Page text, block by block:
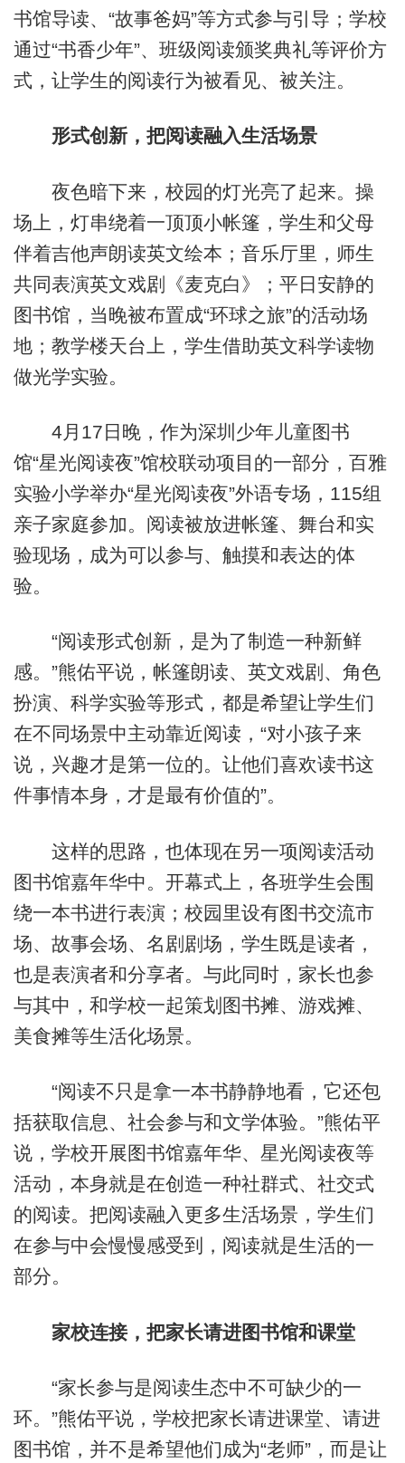
书馆导读、“故事爸妈”等方式参与引导；学校
通过“书香少年”、班级阅读颁奖典礼等评价方
式，让学生的阅读行为被看见、被关注。
形式创新，把阅读融入生活场景
夜色暗下来，校园的灯光亮了起来。操
场上，灯串绕着一顶顶小帐篷，学生和父母
伴着吉他声朗读英文绘本；音乐厅里，师生
共同表演英文戏剧《麦克白》；平日安静的
图书馆，当晚被布置成“环球之旅”的活动场
地；教学楼天台上，学生借助英文科学读物
做光学实验。
4月17日晚，作为深圳少年儿童图书
馆“星光阅读夜”馆校联动项目的一部分，百雅
实验小学举办“星光阅读夜”外语专场，115组
亲子家庭参加。阅读被放进帐篷、舞台和实
验现场，成为可以参与、触摸和表达的体
验。
“阅读形式创新，是为了制造一种新鲜
感。”熊佑平说，帐篷朗读、英文戏剧、角色
扮演、科学实验等形式，都是希望让学生们
在不同场景中主动靠近阅读，“对小孩子来
说，兴趣才是第一位的。让他们喜欢读书这
件事情本身，才是最有价值的”。
这样的思路，也体现在另一项阅读活动
图书馆嘉年华中。开幕式上，各班学生会围
绕一本书进行表演；校园里设有图书交流市
场、故事会场、名剧剧场，学生既是读者，
也是表演者和分享者。与此同时，家长也参
与其中，和学校一起策划图书摊、游戏摊、
美食摊等生活化场景。
“阅读不只是拿一本书静静地看，它还包
括获取信息、社会参与和文学体验。”熊佑平
说，学校开展图书馆嘉年华、星光阅读夜等
活动，本身就是在创造一种社群式、社交式
的阅读。把阅读融入更多生活场景，学生们
在参与中会慢慢感受到，阅读就是生活的一
部分。
家校连接，把家长请进图书馆和课堂
“家长参与是阅读生态中不可缺少的一
环。”熊佑平说，学校把家长请进课堂、请进
图书馆，并不是希望他们成为“老师”，而是让